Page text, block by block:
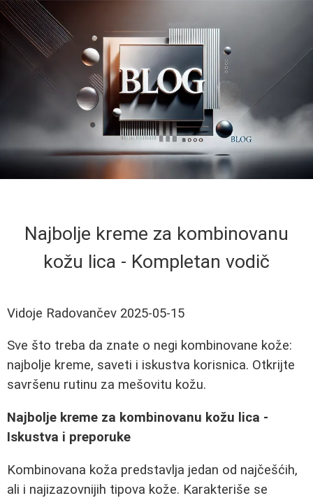
Najbolje kreme za kombinovanu
kožu lica - Kompletan vodič
Vidoje Radovančev 2025-05-15
Sve što treba da znate o negi kombinovane kože:
najbolje kreme, saveti i iskustva korisnica. Otkrijte
savršenu rutinu za mešovitu kožu.
Najbolje kreme za kombinovanu kožu lica -
Iskustva i preporuke
Kombinovana koža predstavlja jedan od najčešćih,
ali i najizazovnijih tipova kože. Karakteriše se